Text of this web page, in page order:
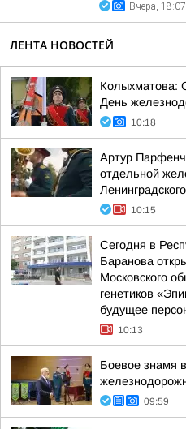
Вчера, 18:07
ЛЕНТА НОВОСТЕЙ
Колыхматова:
День
10:18
Артур
отдельной
10:15
Сегодня в
Баранова
Московского
генетиков
будущее
10:13
Боевое знамя
09:59